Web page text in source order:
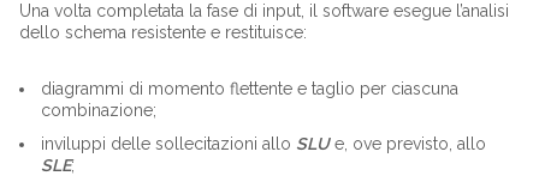
Una volta completata la fase di input, il software esegue l’analisi
dello schema resistente e restituisce:
diagrammi di momento flettente e taglio per ciascuna
combinazione;
inviluppi delle sollecitazioni allo SLUe, ove previsto, allo
SLE;